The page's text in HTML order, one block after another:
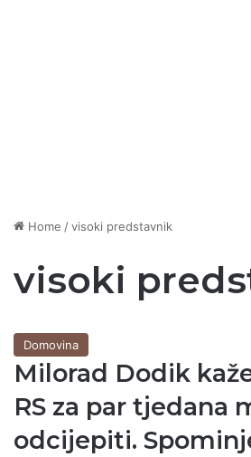
Home /visoki predstavnik
visoki
Domovina
Milorad Dodik
RS za par tjedana
odcijepiti.